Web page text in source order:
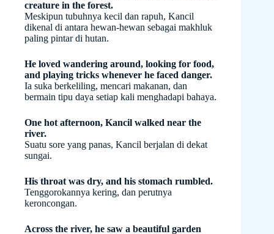
creature in the forest.
Meskipun tubuhnya kecil dan rapuh, Kancil
dikenal di antara hewan-hewan sebagai makhluk
paling pintar di hutan.
He loved wandering around, looking for food,
and playing tricks whenever he faced danger.
Ia suka berkeliling, mencari makanan, dan
bermain tipu daya setiap kali menghadapi bahaya.
One hot afternoon, Kancil walked near the
river.
Suatu sore yang panas, Kancil berjalan di dekat
sungai.
His throat was dry, and his stomach rumbled.
Tenggorokannya kering, dan perutnya
keroncongan.
Across the river, he saw a beautiful garden